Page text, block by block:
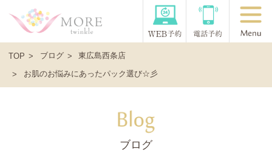
TOP ブログ 東広島西条店
お肌のお悩みにあったパック選び☆彡
ブログ